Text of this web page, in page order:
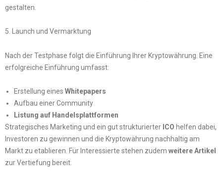
gestalten.
5. Launch und Vermarktung
Nach der Testphase folgt die Einführung Ihrer Kryptowährung. Eine
erfolgreiche Einführung umfasst:
Erstellung eines Whitepapers
Aufbau einer Community
Listung auf Handelsplattformen
Strategisches Marketing und ein gut strukturierter ICO helfen dabei,
Investoren zu gewinnen und die Kryptowährung nachhaltig am
Markt zu etablieren. Für Interessierte stehen zudem weitere Artikel
zur Vertiefung bereit.